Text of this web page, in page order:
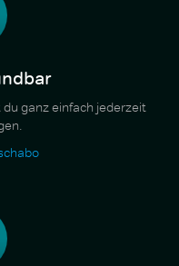
ganz einfach jederzeit